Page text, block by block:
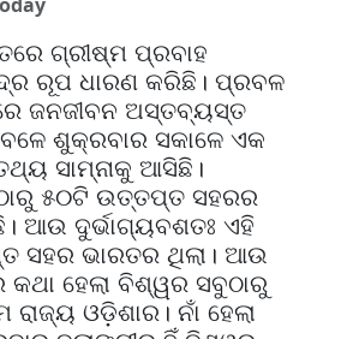
ଗ୍ରୀଷ୍ମ ପ୍ରବାହ
ରୂପ ଧାରଣ କରିଛି। ପ୍ରବଳ
ଜନଜୀବନ ଅସ୍ତବ୍ୟସ୍ତ
ଶୁକ୍ରବାର ସକାଳେ ଏକ
ସାମ୍ନାକୁ ଆସିଛି ।
୫୦ଟି ଉତ୍ତପ୍ତ ସହରର
ଆଉ ଦୁର୍ଭାଗ୍ୟବଶତଃ ଏହି
ସହର ଭାରତର ଥିଲା। ଆଉ
କଥା ହେଲା ବିଶ୍ୱର ସବୁଠାରୁ
ଓଡ଼ିଶାର। ନାଁ ହେଲା